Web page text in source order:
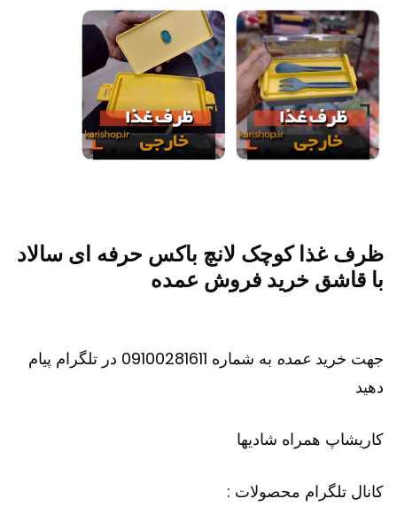
ظرف غذا کوچک لانچ باکس حرفه ای سالاد
با قاشق خرید فروش عمده
جهت خرید عمده
به شماره 09100281611 در تلگرام پیام
دهید
کاریشاپ همراه شادیها
کانال تلگرام محصولات :